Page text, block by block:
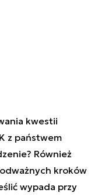
kwestii
z państwem
Również
kroków
wypada przy